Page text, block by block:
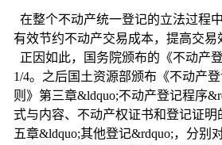
在整个不动产统一登记的立法过程
有效节约不动产交易成本，提高交
正因如此，国务院颁布的《不动产
1/4。之后国土资源部颁布《不动产
则》第三章&ldquo;不动产登记程序
式与内容、不动产权证书和登记证
五章&ldquo;其他登记&rdquo;，分